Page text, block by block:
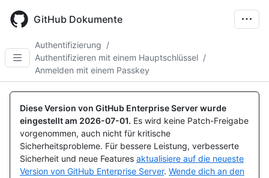
main
GitHub Dokumente
Authentifizierung /
Authentifizieren mit einem Hauptschlüssel /
Anmelden mit einem Passkey
Diese Version von GitHub Enterprise Server wurde
eingestellt am 2026-07-01. Es wird keine Patch-Freigabe
vorgenommen, auch nicht für kritische
Sicherheitsprobleme. Für bessere Leistung, verbesserte
Sicherheit und neue Features aktualisiere auf die neueste
Version von GitHub Enterprise Server. Wende dich an den